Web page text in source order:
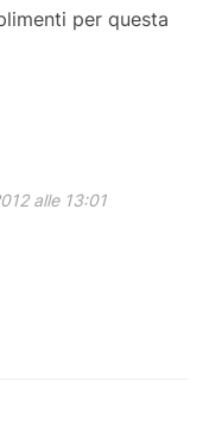
per questa
alle 13:01